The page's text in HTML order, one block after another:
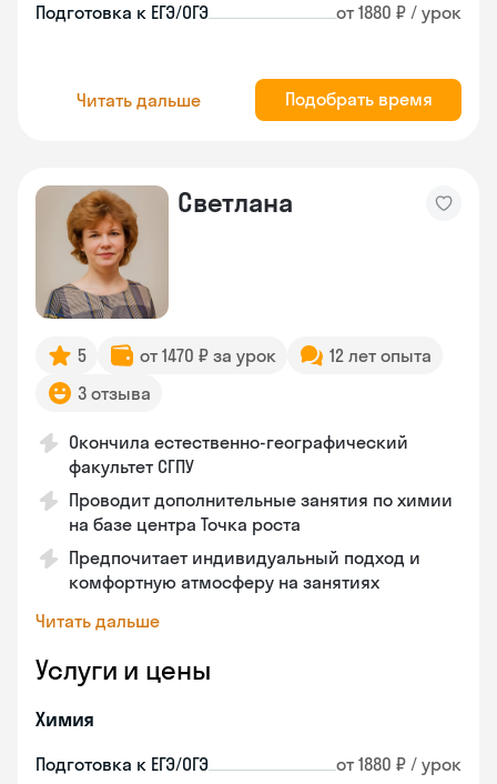
Подготовка к ЕГЭ/ОГЭ от 1880 ₽ / урок
Читать дальше Подобрать время
Светлана
5 от 1470 ₽ за урок
12 лет опыта
3 отзыва
Окончила естественно-географический
факультет СГПУ
Проводит дополнительные занятия по химии
на базе центра Точка роста
Предпочитает индивидуальный подход и
комфортную атмосферу на занятиях
Читать дальше
Услуги и цены
Химия
Подготовка к ЕГЭ/ОГЭ от 1880 ₽ / урок